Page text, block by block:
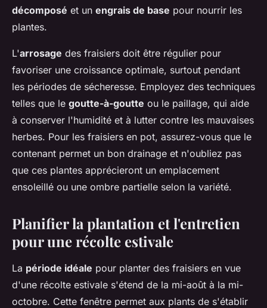
décomposé et un engrais de base pour nourrir les
plantes.
L'arrosage des fraisiers doit être régulier pour
favoriser une croissance optimale, surtout pendant
les périodes de sécheresse. Employez des techniques
telles que le goutte-à-goutte ou le paillage, qui aide
à conserver l'humidité et à lutter contre les mauvaises
herbes. Pour les fraisiers en pot, assurez-vous que le
contenant permet un bon drainage et n'oubliez pas
que ces plantes apprécieront un emplacement
ensoleillé ou une ombre partielle selon la variété.
Planifier la plantation et l'entretien
pour une récolte estivale
La période idéale pour planter des fraisiers en vue
d'une récolte estivale s'étend de la mi-août à la mi-
octobre. Cette fenêtre permet aux plants de s'établir